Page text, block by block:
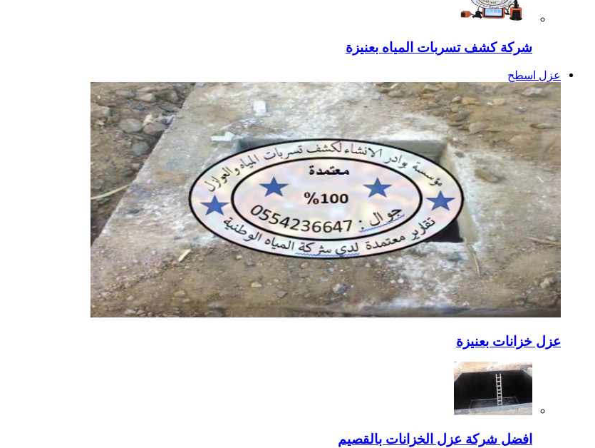
شركة كشف تسربات المياه بعنيزة
عزل اسطح
عزل خزانات بعنيزة
افضل شركة عزل الخزانات بالقصيم